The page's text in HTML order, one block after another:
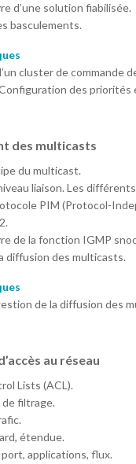
d’une solution fiabilisée.
basculements.
cluster de commande
des priorités
des multicasts
du multicast.
liaison. Les
PIM (Protocol-
de la fonction IGMP
diffusion des multicasts.
de la diffusion des
au réseau
Lists (ACL).
de filtrage.
étendue.
port, applications, flux.